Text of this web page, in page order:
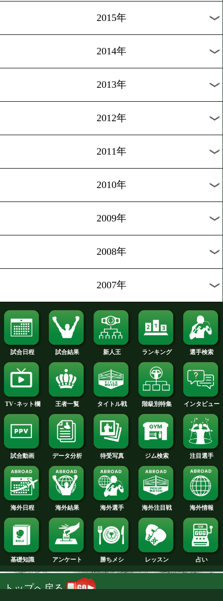
2023年
2021年
2020年
2018年
2016年
2015年
2014年
2013年
2012年
2011年
2010年